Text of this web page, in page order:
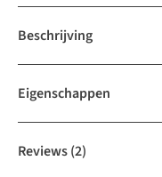
Beschrijving
Eigenschappen
Reviews(2)